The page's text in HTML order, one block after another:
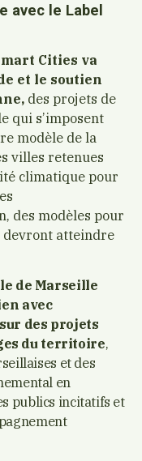
avec le Label
Cities va
et le soutien
des projets de
qui s’imposent
modèle de la
villes retenues
climatique pour
des modèles pour
devront atteindre
de Marseille
avec
des projets
du territoire,
et des
en
publics incitatifs et